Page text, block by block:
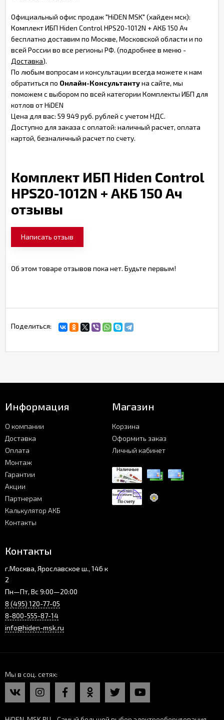
Официальный офис продаж "HiDEN MSK" (хайден мск):
Комплект ИБП Hiden Control HPS20-1012N + АКБ 150 Ач
бесплатно доставим по Москве, Московской области и по
всей России во все регионы РФ. (подробнее в меню -
Доставка).
По любым вопросам и консультации всегда можете к нам
обратиться по Онлайн-Консультантуна сайте, мы
поможем с выбором по всей категории Комплекты ИБП для
котлов от HiDEN
Цена для вас: 59 949 руб. рублей с учетом НДС.
Доступно для заказа с оплатой: наличный расчет, оплата
картой, безналичный расчет по счету.
Комплект ИБП Hiden Control
HPS20-1012N + АКБ 150 Ач
отзывы
Написать отзыв
Об этом товаре отзывов пока нет. Будьте первым!
Поделиться:
Информация
О компании
Доставка
Оплата
Монтаж
Гарантии
Акции
Партнерам
Калькулятор АКБ
Контакты
Магазин
Корзина
Оформить заказ
Личный кабинет
Контакты
г.Москва, Ярославское ш., 146 к
2
Пн—Пт, Вс 9:00—20:00
8 (495) 120-77-05
8-800-555-87-14
info@hiden-msk.ru
Мы в соц. сетях